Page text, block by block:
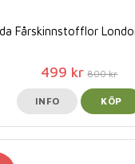
Fårskinnstofflor
499 kr 800 kr
INFO KÖP